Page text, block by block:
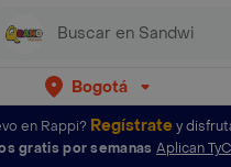
Bogotá
en Rappi? Regístratey
gratis por semanas Aplican TyC